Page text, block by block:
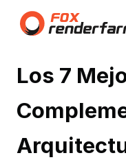
Los 7